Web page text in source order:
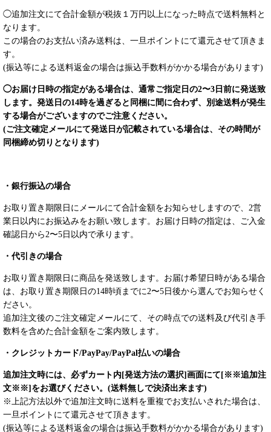
◯追加注文にて合計金額が税抜１万円以上になった時点で送料無料と
なります。
この場合のお支払い済み送料は、一旦ポイントにて還元させて頂きま
す。
(振込等による送料返金の場合は振込手数料がかかる場合があります)
◯お届け日時の指定がある場合は、通常ご指定日の2〜3日前に発送致
します。発送日の14時を過ぎると同梱に間に合わず、別途送料が発生
する場合がございますのでご注意ください。
(ご注文確定メールにて発送日が記載されている場合は、その時間が
同梱締め切りとなります)
・銀行振込の場合
お取り置き期限日にメールにて合計金額をお知らせしますので、2営
業日以内にお振込みをお願い致します。お届け日時の指定は、ご入金
確認日から2〜5日以内で承ります。
・代引きの場合
お取り置き期限日に商品を発送致します。お届け希望日時がある場合
は、お取り置き期限日の14時頃までに2〜5日後から選んでお知らせく
ださい。
追加注文後のご注文確定メールにて、その時点での送料及び代引き手
数料を含めた合計金額をご案内致します。
・クレジットカード/PayPay/PayPal払いの場合
追加注文時には、必ずカート内[発送方法の選択]画面にて[※※追加注
文※※]をお選びください。(送料無しで決済出来ます)
※上記方法以外で追加注文時に送料を重複でお支払いされた場合は、
一旦ポイントにて還元させて頂きます。
(振込等による送料返金の場合は振込手数料がかかる場合があります)